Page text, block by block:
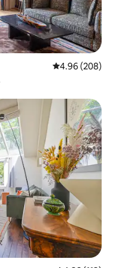
5 ರಲ್ಲಿ 4.96
4.96 (208)